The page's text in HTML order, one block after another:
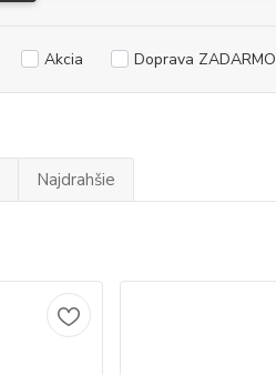
Akcia Doprava ZADARMO
Najdrahšie